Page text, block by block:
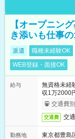
【オープニン
き添いも仕事
派遣 職種未経験OK
WEB登録・面接OK
給与
無資格未
収1万2000
交通費
交通費 交
勤務地
東京都豊島